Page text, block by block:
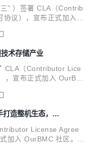
Boot v2019.04开发，
使能飞腾腾珑E2...
” ）签署 CLA（Contrib
议），宣布正式加入 O
的合作伙伴。作为紫光
能水平。 新华三拥有计
全方位的数字化基础设
工智能、工业互联网、
的一站式数字化解决方
耕行业数十年，始终以
术存储产业
CLA（Contributor Lice
，宣布正式加入 OurBM
商。公司现有员工 500
发中心。公司自成立以
存储控制器芯片、固态
盖数据中心，边缘计
造整机生态，推
License Agree
加入 OurBMC 社区。